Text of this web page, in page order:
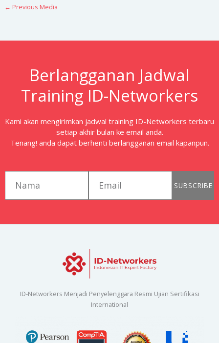
← Previous Media
Berlangganan Jadwal
Training ID-Networkers
Kami akan mengirimkan jadwal training ID-Networkers terbaru
setiap akhir bulan ke email anda.
Tenang! anda dapat berhenti berlangganan email kapanpun.
SUBSCRIBE
ID-Networkers Menjadi Penyelenggara Resmi Ujian Sertifikasi
International